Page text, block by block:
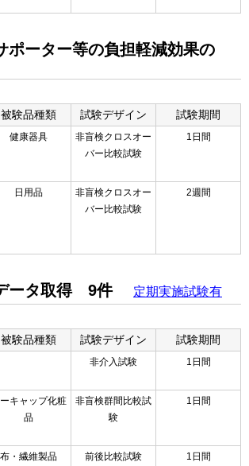
ポーター等の負担軽減効果の
被験品種類 試験デザイン 試験期間
健康器具
非盲検クロスオー
バー比較試験
1日間
日用品
非盲検クロスオー
バー比較試験
2週間
ータ取得 9件 定期実施試験有
被験品種類 試験デザイン 試験期間
非介入試験 1日間
ーキャップ化粧
品
非盲検群間比較試
験
1日間
布・繊維製品 前後比較試験 1日間